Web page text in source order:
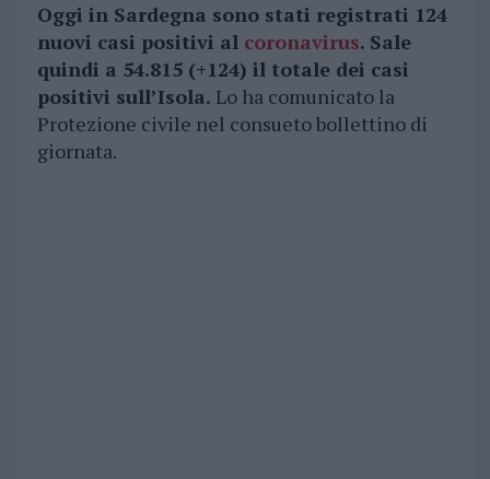
Oggi in Sardegna sono stati registrati 124
nuovi casi positivi al coronavirus. Sale
quindi a 54.815 (+124) il totale dei casi
positivi sull’Isola. Lo ha comunicato la
Protezione civile nel consueto bollettino di
giornata.